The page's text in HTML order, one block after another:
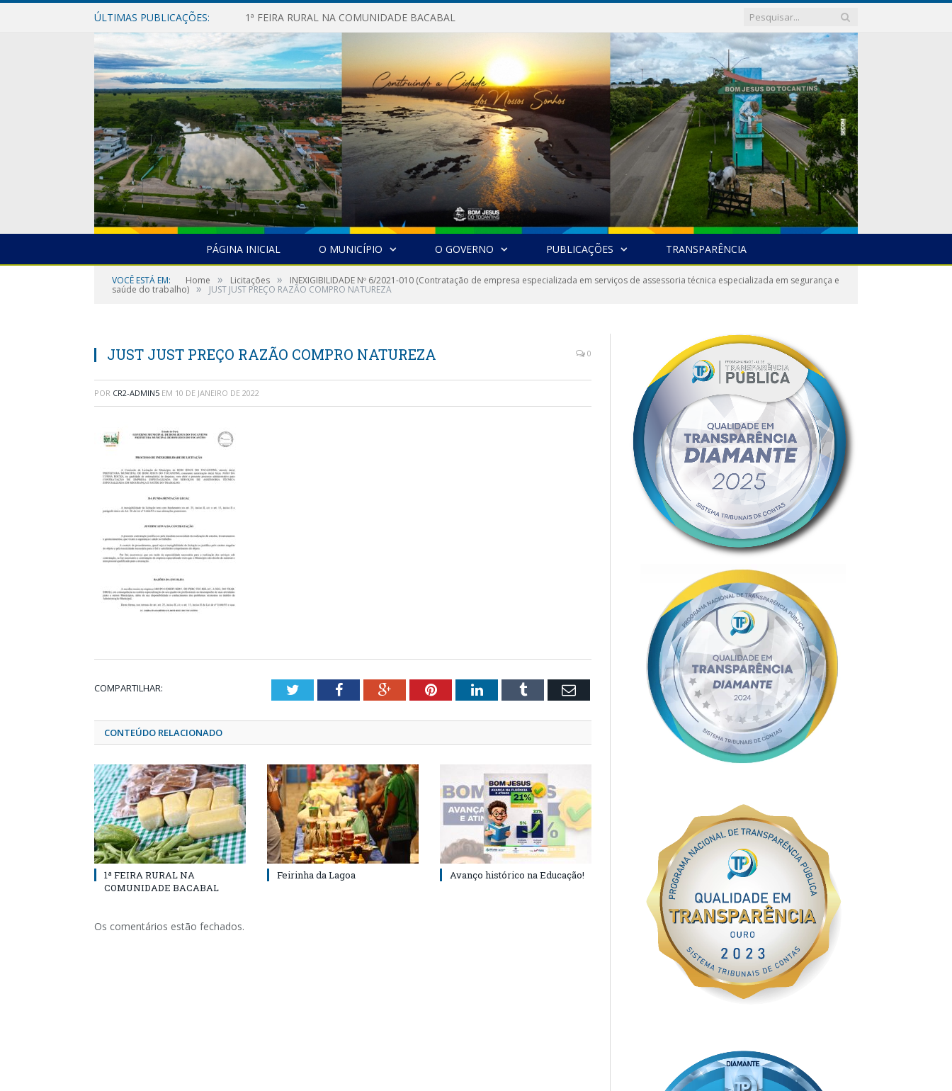
ÚLTIMAS PUBLICAÇÕES: 1ª FEIRA RURAL NA COMUNIDADE BACABAL
PÁGINA INICIAL O MUNICÍPIO O GOVERNO PUBLICAÇÕES TRANSPARÊNCIA
VOCÊ ESTÁ EM: Home » Licitações » INEXIGIBILIDADE Nº 6/2021-010 (Contratação de empresa especializada em serviços de assessoria técnica especializada em segurança e
saúde do trabalho) » JUST JUST PREÇO RAZÃO COMPRO NATUREZA
JUST JUST PREÇO RAZÃO COMPRO NATUREZA 0
POR CR2-ADMIN5 EM 10 DE JANEIRO DE 2022
COMPARTILHAR: TwitterFacebookGoogle+PinterestLinkedInTumblr Email
CONTEÚDO RELACIONADO
1ª FEIRA RURAL NA
COMUNIDADE BACABAL
Feirinha da Lagoa Avanço histórico na Educação!
Os comentários estão fechados.